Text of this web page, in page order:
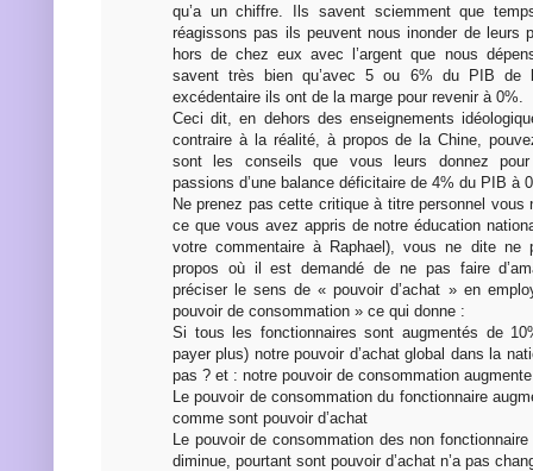
qu’a un chiffre. Ils savent sciemment que
réagissons pas ils peuvent nous inonder de leurs
hors de chez eux avec l’argent que nous
savent très bien qu’avec 5 ou 6% du PIB de
excédentaire ils ont de la marge pour revenir à 0%.
Ceci dit, en dehors des enseignements
contraire à la réalité, à propos de la Chine,
sont les conseils que vous leurs donnez
passions d’une balance déficitaire de 4% du PIB à
Ne prenez pas cette critique à titre personnel vous
ce que vous avez appris de notre éducation
votre commentaire à Raphael), vous ne dite ne
propos où il est demandé de ne pas faire
préciser le sens de « pouvoir d’achat » en
pouvoir de consommation » ce qui donne :
Si tous les fonctionnaires sont augmentés de
payer plus) notre pouvoir d’achat global dans la
pas ? et : notre pouvoir de consommation augmente
Le pouvoir de consommation du fonctionnaire
comme sont pouvoir d’achat
Le pouvoir de consommation des non
diminue, pourtant sont pouvoir d’achat n’a pas